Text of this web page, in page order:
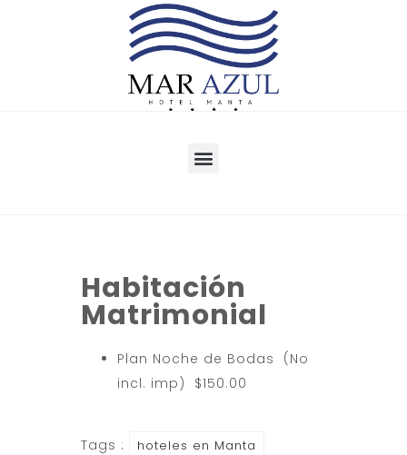
Habitación
Matrimonial
Plan Noche de Bodas (No
incl. imp) $150.00
Tags : hoteles en Manta